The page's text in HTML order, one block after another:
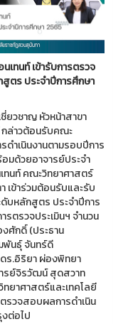
เทนท์ เข้ารับการตรวจ
ตร ประจำปีการศึกษา
ยวชาญ หัวหน้าสาขา
กล่าวต้อนรับคณะ
ดำเนินงานตามรอบปีการ
มด้วยอาจารย์ประจำ
ทนท์ คณะวิทยาศาสตร์
เข้าร่วมต้อนรับและรับ
บหลักสูตร ประจำปีการ
ตรวจประเมินฯ จำนวน
ศักดิ์ (ประธาน
นธุ์ จันทร์ดี
ร.อิริยา ผ่องพิทยา
รย์จิรวัฒน์ สุดสวาท
ยาศาสตร์และเทคโลยี
รวจสอบผลการดำเนิน
ต่อไป